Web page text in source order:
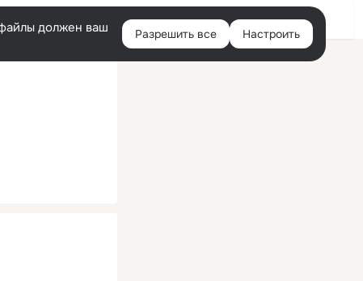
Войти
должен ваш
Разрешить все Настроить